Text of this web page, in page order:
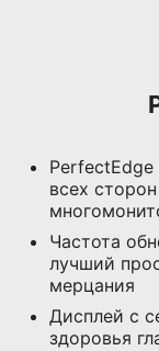
всех
Частота
лучший
мерцания
Дисплей с
здоровья